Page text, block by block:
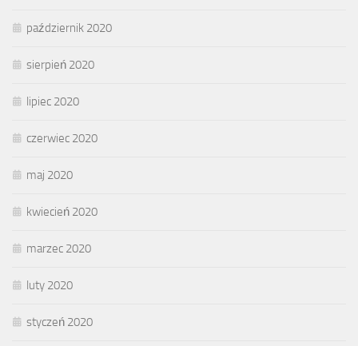
październik 2020
sierpień 2020
lipiec 2020
czerwiec 2020
maj 2020
kwiecień 2020
marzec 2020
luty 2020
styczeń 2020